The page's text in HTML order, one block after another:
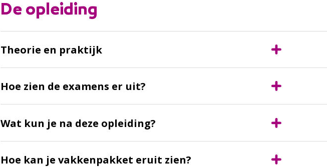
De opleiding
Theorie en praktijk
Hoe zien de examens er uit?
Wat kun je na deze opleiding?
Hoe kan je vakkenpakket eruit zien?